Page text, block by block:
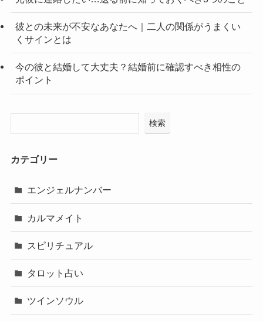
彼との未来が不安なあなたへ｜二人の関係がうまくい
くサインとは
今の彼と結婚して大丈夫？結婚前に確認すべき相性の
ポイント
検索
カテゴリー
エンジェルナンバー
カルマメイト
スピリチュアル
タロット占い
ツインソウル